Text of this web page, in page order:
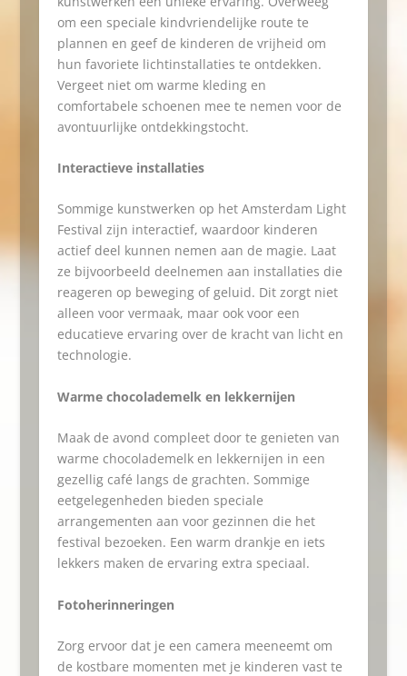
om een speciale kindvriendelijke route te
plannen en geef de kinderen de vrijheid om
hun favoriete lichtinstallaties te ontdekken.
Vergeet niet om warme kleding en
comfortabele schoenen mee te nemen voor de
avontuurlijke ontdekkingstocht.
Interactieve installaties
Sommige kunstwerken op het Amsterdam Light
Festival zijn interactief, waardoor kinderen
actief deel kunnen nemen aan de magie. Laat
ze bijvoorbeeld deelnemen aan installaties die
reageren op beweging of geluid. Dit zorgt niet
alleen voor vermaak, maar ook voor een
educatieve ervaring over de kracht van licht en
technologie.
Warme chocolademelk en lekkernijen
Maak de avond compleet door te genieten van
warme chocolademelk en lekkernijen in een
gezellig café langs de grachten. Sommige
eetgelegenheden bieden speciale
arrangementen aan voor gezinnen die het
festival bezoeken. Een warm drankje en iets
lekkers maken de ervaring extra speciaal.
Fotoherinneringen
Zorg ervoor dat je een camera meeneemt om
de kostbare momenten met je kinderen vast te